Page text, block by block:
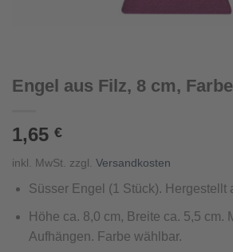
Engel aus Filz, 8 cm,
1,65 €
inkl. MwSt. zzgl. Versandkosten
Süsser Engel (1 Stück). Hergestellt
Höhe ca. 8,0 cm, Breite ca. 5,5 cm.
Aufhängen. Farbe wählbar.